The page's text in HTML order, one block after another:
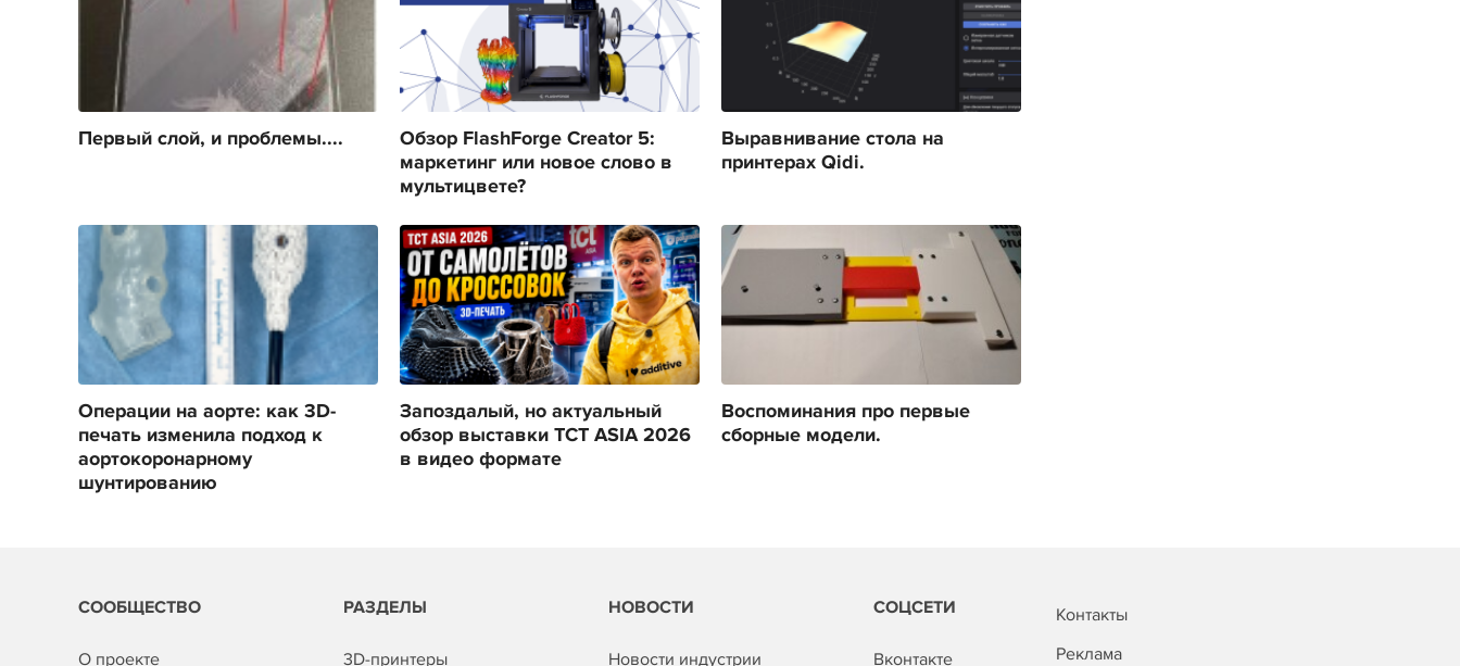
Первый слой, и проблемы....
Обзор FlashForge Creator 5:
маркетинг или новое слово в
мультицвете?
Выравнивание стола на
принтерах Qidi.
Операции на аорте: как 3D-
печать изменила подход к
аортокоронарному
шунтированию
Запоздалый, но актуальный
обзор выставки TCT ASIA 2026
в видео формате
Воспоминания про первые
сборные модели.
СООБЩЕСТВО
О проекте
РАЗДЕЛЫ
3D-принтеры
НОВОСТИ
Новости индустрии
СОЦСЕТИ
Вконтакте
Контакты
Реклама